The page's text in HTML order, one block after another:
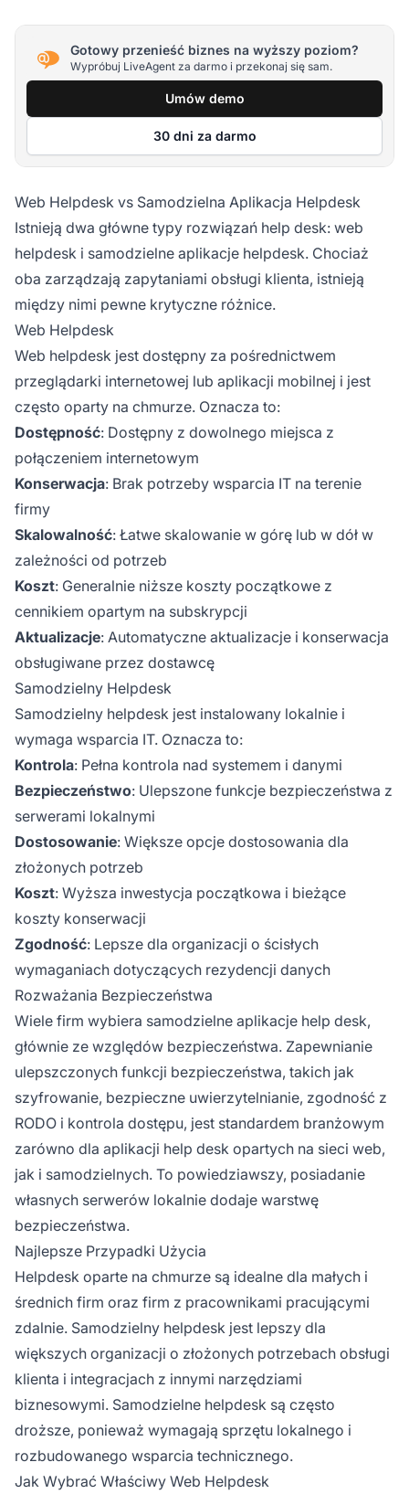
Gotowy przenieść biznes na wyższy poziom?
Wypróbuj LiveAgent za darmo i przekonaj się sam.
Umów demo
30 dni za darmo
Web Helpdesk vs Samodzielna Aplikacja Helpdesk
Istnieją dwa główne typy rozwiązań help desk: web
helpdesk i samodzielne aplikacje helpdesk. Chociaż
oba zarządzają zapytaniami obsługi klienta, istnieją
między nimi pewne krytyczne różnice.
Web Helpdesk
Web helpdesk jest dostępny za pośrednictwem
przeglądarki internetowej lub aplikacji mobilnej i jest
często oparty na chmurze. Oznacza to:
Dostępność: Dostępny z dowolnego miejsca z
połączeniem internetowym
Konserwacja: Brak potrzeby wsparcia IT na terenie
firmy
Skalowalność: Łatwe skalowanie w górę lub w dół w
zależności od potrzeb
Koszt: Generalnie niższe koszty początkowe z
cennikiem opartym na subskrypcji
Aktualizacje: Automatyczne aktualizacje i konserwacja
obsługiwane przez dostawcę
Samodzielny Helpdesk
Samodzielny helpdesk jest instalowany lokalnie i
wymaga wsparcia IT. Oznacza to:
Kontrola: Pełna kontrola nad systemem i danymi
Bezpieczeństwo: Ulepszone funkcje bezpieczeństwa z
serwerami lokalnymi
Dostosowanie: Większe opcje dostosowania dla
złożonych potrzeb
Koszt: Wyższa inwestycja początkowa i bieżące
koszty konserwacji
Zgodność: Lepsze dla organizacji o ścisłych
wymaganiach dotyczących rezydencji danych
Rozważania Bezpieczeństwa
Wiele firm wybiera samodzielne aplikacje help desk,
głównie ze względów bezpieczeństwa. Zapewnianie
ulepszczonych funkcji bezpieczeństwa, takich jak
szyfrowanie, bezpieczne uwierzytelnianie, zgodność z
RODO i kontrola dostępu, jest standardem branżowym
zarówno dla aplikacji help desk opartych na sieci web,
jak i samodzielnych. To powiedziawszy, posiadanie
własnych serwerów lokalnie dodaje warstwę
bezpieczeństwa.
Najlepsze Przypadki Użycia
Helpdesk oparte na chmurze są idealne dla małych i
średnich firm oraz firm z pracownikami pracującymi
zdalnie. Samodzielny helpdesk jest lepszy dla
większych organizacji o złożonych potrzebach obsługi
klienta i integracjach z innymi narzędziami
biznesowymi. Samodzielne helpdesk są często
droższe, ponieważ wymagają sprzętu lokalnego i
rozbudowanego wsparcia technicznego.
Jak Wybrać Właściwy Web Helpdesk